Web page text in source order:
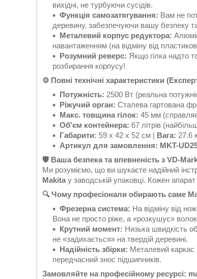
вихідні, не турбуючи сусідів.
Функція самозатягування: Вам не
деревину, забезпечуючи вашу безпеку
Металевий корпус редуктора:
навантаженням (на відміну від
Розумний реверс: Якщо гілка надто
розбирання корпусу!
⚙️ Повні технічні характеристики
Потужність: 2500 Вт (реальна
Ріжучий орган: Сталева гартована
Макс. товщина гілок: 45 мм
Об'єм контейнера: 67 літрів
Габарити: 59 х 42 х 52 см | Вага: 27.6
Артикул для замовлення: MKT-
🛡️ Ваша безпека та впевненість з VD-
Ми розуміємо, що ви шукаєте надійний
Makita у заводській упаковці. Кожен
🔍 Чому професіонали обирають саме
Фрезерна система: На відміну від
Вона не просто ріже, а «розкушує»
Крутний момент: Низька швидкість
не «задихається» на твердій деревині.
Надійність збірки: Металевий каркас
передчасний знос підшипників.
Замовляйте на професійному ресурсі: